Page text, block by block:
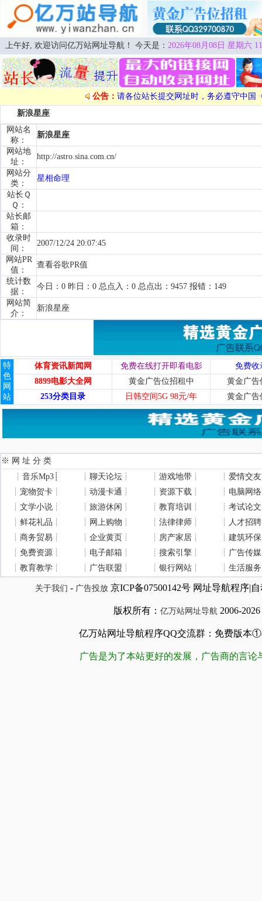
上午好, 欢迎访问亿万站网址导航！ 今天是： 2026年08月08日 星期六
公告： 请各位站长提交网址时，务必遵守中国
新浪星座
网站名
称：
新浪星座
网站地
址：
http://astro.sina.com.cn/
网站分
类：
星相命理
站长Ｑ
Ｑ：
站长邮
箱：
收录时
间：
2007/12/24 20:07:45
网站PR
值：
查看谷歌PR值
统计数
据：
今日：0 昨日：0 总点入：0 总点出：9457 报错：149
网站简
介：
新浪星座
特
色
网
站
体育资讯新闻网 免费在线打开即看电影
免费收
8899电影大全网
黄金广告位招租中
黄金广告
253分类目录
日韩空间5G 98元/年 黄金广告
※ 网 址 分 类
┊ 音乐Mp3 ┊ ┊ 聊天论坛 ┊ ┊ 游戏地带 ┊ ┊ 爱情交友
┊ 宠物贺卡 ┊ ┊ 动漫卡通 ┊ ┊ 资源下载 ┊ ┊ 电脑网络
┊ 文学小说 ┊ ┊ 旅游休闲 ┊ ┊ 教育培训 ┊ ┊ 考试论文
┊ 鲜花礼品 ┊ ┊ 网上购物 ┊ ┊ 法律律师 ┊ ┊ 人才招聘
┊ 商务贸易 ┊ ┊ 企业黄页 ┊ ┊ 房产家居 ┊ ┊ 建筑环保
┊ 免费资源 ┊ ┊ 电子邮箱 ┊ ┊ 搜索引擎 ┊ ┊ 广告传媒
┊ 教育教学 ┊ ┊ 广告联盟 ┊ ┊ 银行网站 ┊ ┊ 生活服务
关于我们 - 广告投放京ICP备07500142号 网址导航程序|
版权所有： 亿万站网址导航 2006-2026
亿万站网址导航程序QQ交流群：免费版本
广告是为了本站更好的发展，广告商的言